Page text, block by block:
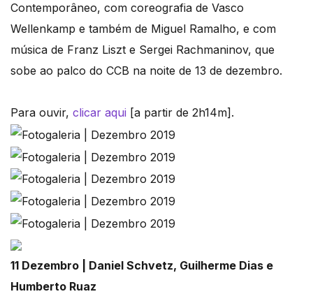
Contemporâneo, com coreografia de Vasco
Wellenkamp e também de Miguel Ramalho, e com
música de Franz Liszt e Sergei Rachmaninov, que
sobe ao palco do CCB na noite de 13 de dezembro.
Para ouvir, clicar aqui [a partir de 2h14m].
11 Dezembro | Daniel Schvetz, Guilherme Dias e
Humberto Ruaz